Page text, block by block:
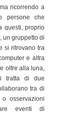
ricorrendo a
persone che
questi, proprio
, un gruppetto di
si ritrovano tra
e altra
oltre alla luna,
tratta di due
tra di
osservazioni
eventi di